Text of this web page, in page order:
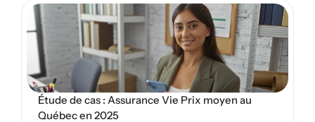
Blog
Étude de cas : Assurance Vie Prix moyen au
Québec en 2025